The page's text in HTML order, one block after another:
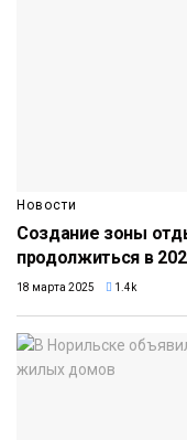
Новости
Создание зоны
продолжиться в
18 марта 2025 1.4k